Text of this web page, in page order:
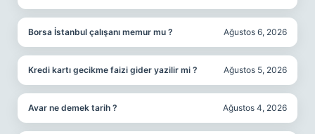
Borsa İstanbul çalışanı memur mu ? Ağustos 6, 2026
Kredi kartı gecikme faizi gider yazilir mi ? Ağustos 5, 2026
Avar ne demek tarih ? Ağustos 4, 2026